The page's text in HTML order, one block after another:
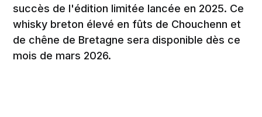
succès de l'édition limitée lancée en 2025. Ce
whisky breton élevé en fûts de Chouchenn et
de chêne de Bretagne sera disponible dès ce
mois de mars 2026.